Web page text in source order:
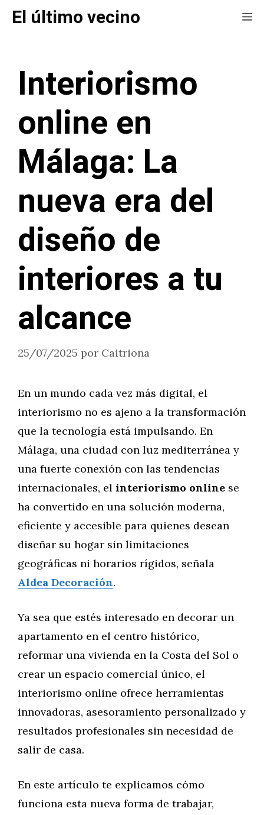
SaltarEl último vecino
Interiorismo
online en
Málaga: La
nueva era del
diseño de
interiores a tu
alcance
25/07/2025 por Caitriona
En un mundo cada vez más digital, el
interiorismo no es ajeno a la transformación
que la tecnología está impulsando. En
Málaga, una ciudad con luz mediterránea y
una fuerte conexión con las tendencias
internacionales, el interiorismo online se
ha convertido en una solución moderna,
eficiente y accesible para quienes desean
diseñar su hogar sin limitaciones
geográficas ni horarios rígidos, señala
Aldea Decoración.
Ya sea que estés interesado en decorar un
apartamento en el centro histórico,
reformar una vivienda en la Costa del Sol o
crear un espacio comercial único, el
interiorismo online ofrece herramientas
innovadoras, asesoramiento personalizado y
resultados profesionales sin necesidad de
salir de casa.
En este artículo te explicamos cómo
funciona esta nueva forma de trabajar,